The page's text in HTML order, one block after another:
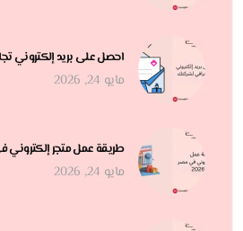
احصل على بريد إلكتروني
مايو 24, 2026
طريقة عمل متجر إلكتروني
مايو 24, 2026